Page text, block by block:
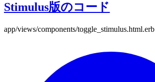
Stimulus版のコード
app/views/components/toggle_stimulus.html.erb